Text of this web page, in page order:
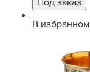
В избранном